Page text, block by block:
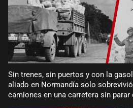
Sin trenes, sin puertos y con la
aliado en Normandía solo
camiones en una carretera sin parar